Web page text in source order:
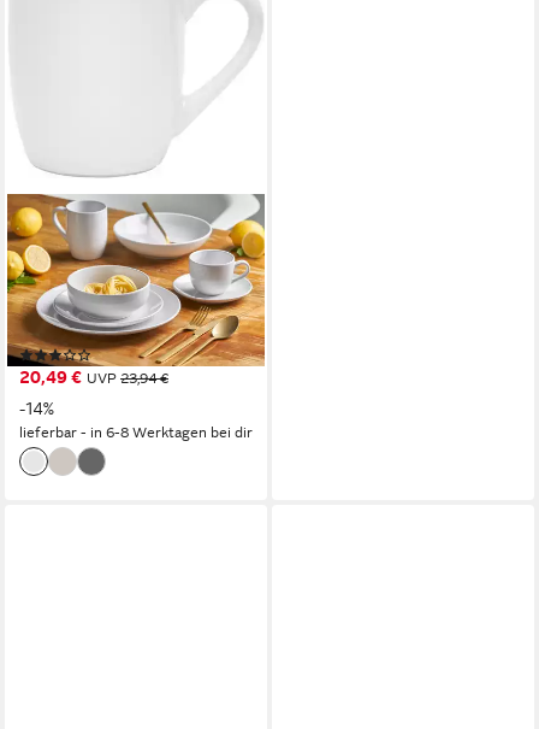
VAN WELL
Becher Kaffeebecher 350 ml
Malmö, 6 Stück, 6-tlg.,
Steingut, spülmaschinen- und
mikrowellengeeignet
(2)
20,49 € UVP 23,94 €
-14%
lieferbar - in 6-8 Werktagen bei dir